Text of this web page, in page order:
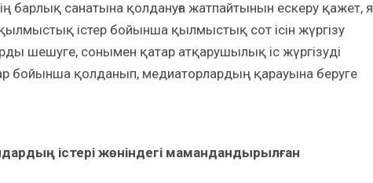
санатына қолдануға жатпайтынын ескеру қажет,
істер бойынша қылмыстық сот ісін жүргізу
шешуге, сонымен қатар атқарушылық іс жүргізуді
бойынша қолданып, медиаторлардың қарауына беруге
істері жөніндегі мамандандырылған